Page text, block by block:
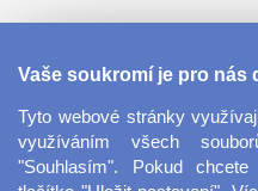
Vás vědět na co si
Vaše soukromí je pro nás
Tyto webové stránky
využíváním všech
"Souhlasím". Pokud